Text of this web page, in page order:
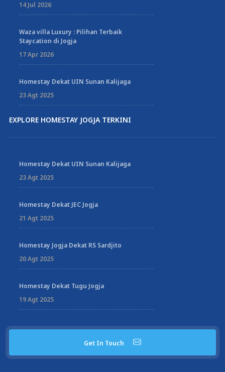
14 Jul 2026
Waza villa Luxury : Pilihan Terbaik
Staycation di Jogja
17 Apr 2026
Homestay Dekat UIN Sunan Kalijaga
23 Agt 2025
EXPLORE HOMESTAY JOGJA TERKINI
Homestay Dekat UIN Sunan Kalijaga
23 Agt 2025
Homestay Dekat JEC Jogja
21 Agt 2025
Homestay Jogja Dekat RS Sardjito
20 Agt 2025
Homestay Dekat Tugu Jogja
19 Agt 2025
Get In Touch